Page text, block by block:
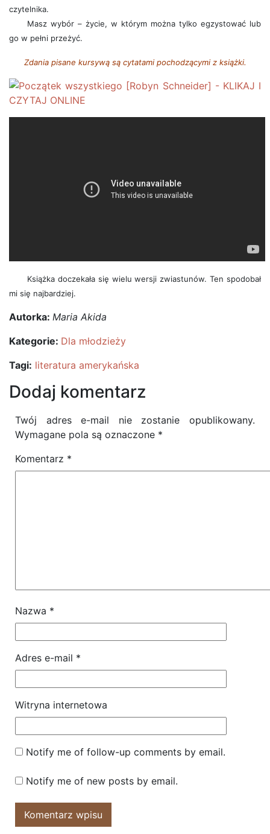
czytelnika.
Masz wybór – życie, w którym można tylko egzystować lub
go w pełni przeżyć.
Zdania pisane kursywą są cytatami pochodzącymi z książki.
Książka doczekała się wielu wersji zwiastunów. Ten spodobał
mi się najbardziej.
Autorka: Maria Akida
Kategorie: Dla młodzieży
Tagi: literatura amerykańska
Dodaj komentarz
Twój adres e-mail nie zostanie opublikowany.
Wymagane pola są oznaczone *
Komentarz *
Nazwa *
Adres e-mail *
Witryna internetowa
Notify me of follow-up comments by email.
Notify me of new posts by email.